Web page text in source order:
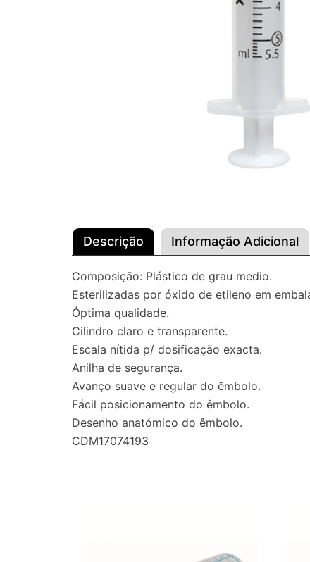
Descrição Informação Adicional
Composição: Plástico de grau medio.
Esterilizadas por óxido de etileno em
Óptima qualidade.
Cilindro claro e transparente.
Escala nítida p/ dosificação exacta.
Anilha de segurança.
Avanço suave e regular do êmbolo.
Fácil posicionamento do êmbolo.
Desenho anatómico do êmbolo.
CDM17074193